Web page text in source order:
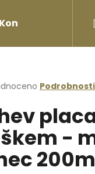
Kontakty
-